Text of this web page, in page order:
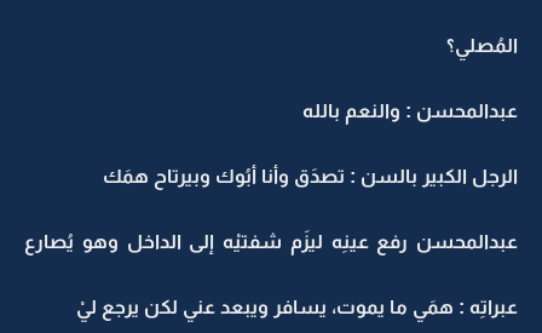
المُصلي؟
عبدالمحسن : والنعم بالله
الرجل الكبير بالسن : تصدَق وأنا أبُوك وبيرتاح همَك
عبدالمحسن رفع عينِه ليزَم شفتيْه إلى الداخل وهو يُصارع
عبراتِه : همَي ما يموت، يسافر ويبعد عني لكن يرجع ليْ